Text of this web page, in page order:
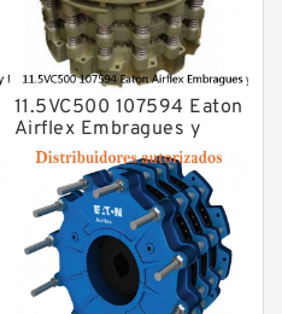
11.5VC500 107594 Eaton
Airflex Embragues y
Frenos